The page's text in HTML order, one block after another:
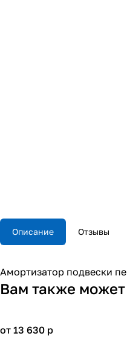
Описание Отзывы
Амортизатор подвески
Вам также
от 13 630 p